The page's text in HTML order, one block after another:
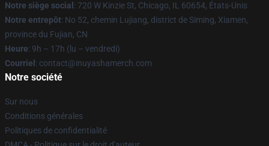
Notre siège social : 720 W Kinzie St, Chicago, IL 60654, États-Unis
Notre entrepôt: No 52, chemin Lujiang, district de Siming, Xiamen,
province du Fujian, CN
Heure: 9h – 17h (lu – vendredi)
Courriel : contact@inuyashamerch.com
Notre société
Sur nous
Conditions générales
Politiques de confidentialité